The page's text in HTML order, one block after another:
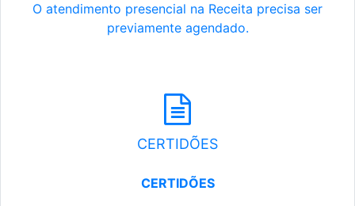
O atendimento presencial na Receita precisa ser
previamente agendado.
CERTIDÕES
CERTIDÕES